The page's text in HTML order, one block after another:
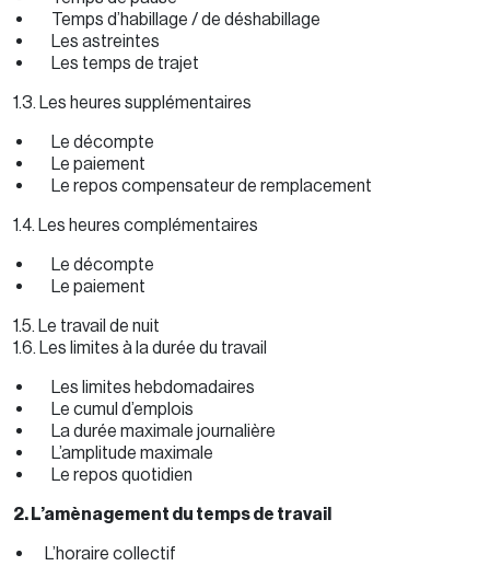
Temps d’habillage / de déshabillage
Les astreintes
Les temps de trajet
1.3. Les heures supplémentaires
Le décompte
Le paiement
Le repos compensateur de remplacement
1.4. Les heures complémentaires
Le décompte
Le paiement
1.5. Le travail de nuit
1.6. Les limites à la durée du travail
Les limites hebdomadaires
Le cumul d’emplois
La durée maximale journalière
L’amplitude maximale
Le repos quotidien
2. L’amènagement du temps de travail
L’horaire collectif